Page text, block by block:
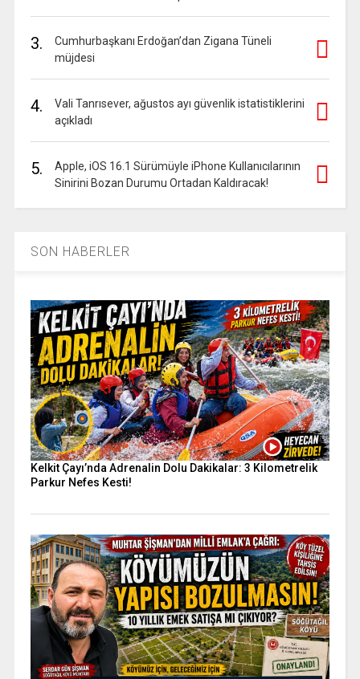
3.
Cumhurbaşkanı Erdoğan’dan Zigana Tüneli
müjdesi
4.
Vali Tanrısever, ağustos ayı güvenlik istatistiklerini
açıkladı
5.
Apple, iOS 16.1 Sürümüyle iPhone Kullanıcılarının
Sinirini Bozan Durumu Ortadan Kaldıracak!
SON HABERLER
Kelkit Çayı’nda Adrenalin Dolu Dakikalar: 3 Kilometrelik
Parkur Nefes Kesti!